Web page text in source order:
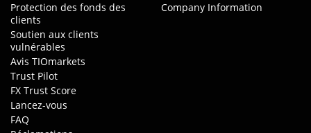
Protection des fonds des
clients
Soutien aux clients
vulnérables
Avis TIOmarkets
Trust Pilot
FX Trust Score
Lancez-vous
FAQ
Company Information